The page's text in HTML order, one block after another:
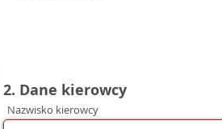
2. Dane kierowcy
Nazwisko kierowcy